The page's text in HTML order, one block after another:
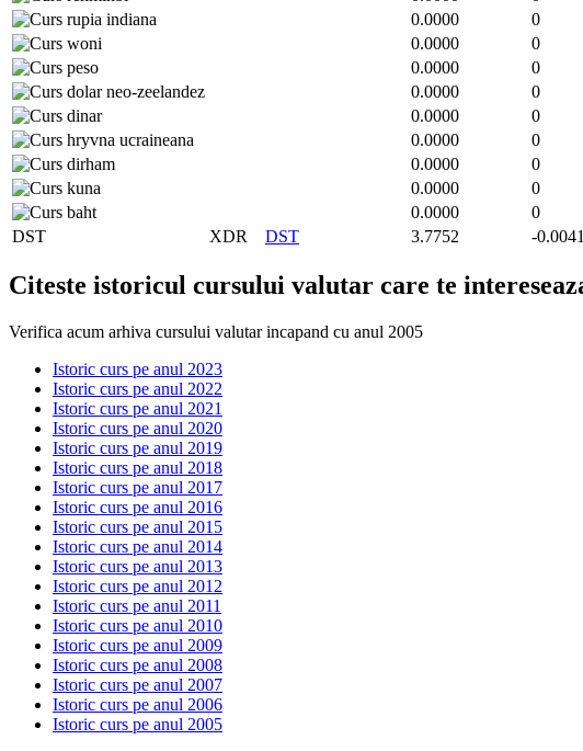
0.0000
0
0.0000
0
0.0000
0
0.0000
0
0.0000
0
0.0000
0
0.0000
0
0.0000
0
0.0000
0
DST
XDR DST 3.7752 -0.0041
Citeste istoricul cursului valutar care te
Verifica acum arhiva cursului valutar incapand cu anul 2005
Istoric curs pe anul 2023
Istoric curs pe anul 2022
Istoric curs pe anul 2021
Istoric curs pe anul 2020
Istoric curs pe anul 2019
Istoric curs pe anul 2018
Istoric curs pe anul 2017
Istoric curs pe anul 2016
Istoric curs pe anul 2015
Istoric curs pe anul 2014
Istoric curs pe anul 2013
Istoric curs pe anul 2012
Istoric curs pe anul 2011
Istoric curs pe anul 2010
Istoric curs pe anul 2009
Istoric curs pe anul 2008
Istoric curs pe anul 2007
Istoric curs pe anul 2006
Istoric curs pe anul 2005